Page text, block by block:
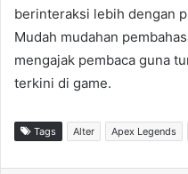
berinteraksi lebih dengan
Mudah mudahan
mengajak pembaca guna
terkini di game.
Tags Alter Apex Legends